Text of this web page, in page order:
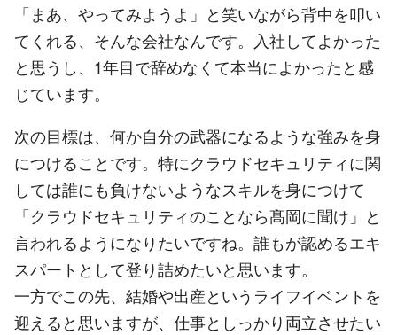
「まあ、やってみようよ」と笑いながら背中を叩い
てくれる、そんな会社なんです。入社してよかった
と思うし、1年目で辞めなくて本当によかったと感
じています。
次の目標は、何か自分の武器になるような強みを身
につけることです。特にクラウドセキュリティに関
しては誰にも負けないようなスキルを身につけて
「クラウドセキュリティのことなら髙岡に聞け」と
言われるようになりたいですね。誰もが認めるエキ
スパートとして登り詰めたいと思います。
一方でこの先、結婚や出産というライフイベントを
迎えると思いますが、仕事としっかり両立させたい